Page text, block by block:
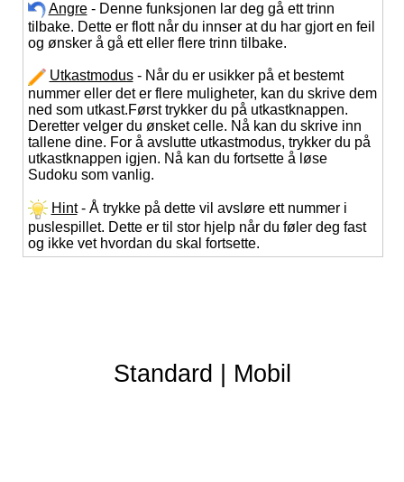
Angre- Denne funksjonen lar deg gå ett trinn
tilbake. Dette er flott når du innser at du har gjort en feil
og ønsker å gå ett eller flere trinn tilbake.
Utkastmodus- Når du er usikker på et bestemt
nummer eller det er flere muligheter, kan du skrive dem
ned som utkast.Først trykker du på utkastknappen.
Deretter velger du ønsket celle. Nå kan du skrive inn
tallene dine. For å avslutte utkastmodus, trykker du på
utkastknappen igjen. Nå kan du fortsette å løse
Sudoku som vanlig.
Hint- Å trykke på dette vil avsløre ett nummer i
puslespillet. Dette er til stor hjelp når du føler deg fast
og ikke vet hvordan du skal fortsette.
Standard Mobil